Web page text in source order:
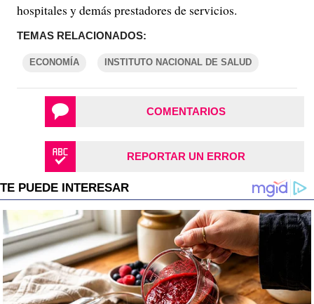
hospitales y demás prestadores de servicios.
TEMAS RELACIONADOS:
ECONOMÍA INSTITUTO NACIONAL DE SALUD
COMENTARIOS
REPORTAR UN ERROR